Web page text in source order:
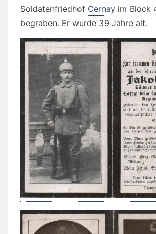
Soldatenfriedhof Cernay im Block
begraben. Er wurde 39 Jahre alt.